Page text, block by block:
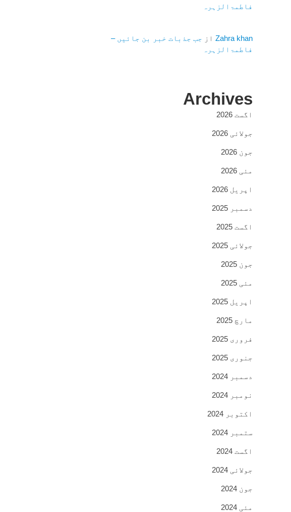
فاطمۃالزہرہ
Zahra khanاز جب جذبات خبر بن جائیں –
فاطمۃالزہرہ
Archives
اگست 2026
جولائی 2026
جون 2026
مئی 2026
اپریل 2026
دسمبر 2025
اگست 2025
جولائی 2025
جون 2025
مئی 2025
اپریل 2025
مارچ 2025
فروری 2025
جنوری 2025
دسمبر 2024
نومبر 2024
اکتوبر 2024
ستمبر 2024
اگست 2024
جولائی 2024
جون 2024
مئی 2024